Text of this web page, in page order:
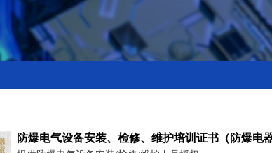
防爆电气设备安装、检修、维护培训证书（防爆电